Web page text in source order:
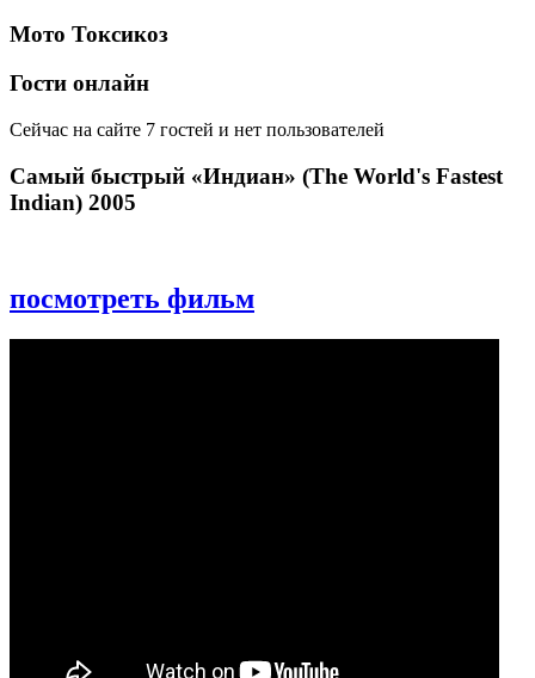
Мото Токсикоз
Гости онлайн
Сейчас на сайте 7 гостей и нет пользователей
Самый быстрый «Индиан» (The World's Fastest
Indian) 2005
посмотреть фильм